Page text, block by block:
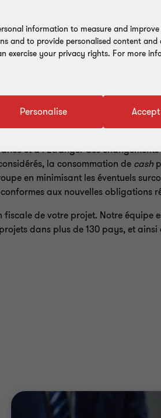
fiscale afin de:
et à l’Etranger des
la consommation de cash
en minimisant les éventuels
aux nouvelles obligations
de votre projet. Notre équipe
dans plus de 130 pays, et
information to measure and
and to provide personalised content
exercise your privacy rights. For more
Personalise